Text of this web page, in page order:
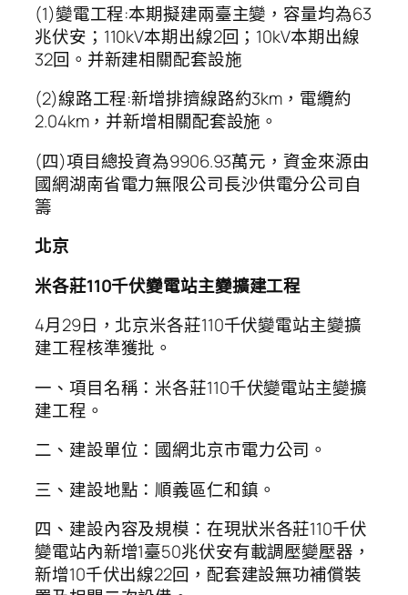
(1)變電工程:本期擬建兩臺主變，容量均為63
兆伏安；110kV本期出線2回；10kV本期出線
32回。并新建相關配套設施
(2)線路工程:新增排擠線路約3km，電纜約
2.04km，并新增相關配套設施。
(四)項目總投資為9906.93萬元，資金來源由
國網湖南省電力無限公司長沙供電分公司自
籌
北京
米各莊110千伏變電站主變擴建工程
4月29日，北京米各莊110千伏變電站主變擴
建工程核準獲批。
一、項目名稱：米各莊110千伏變電站主變擴
建工程。
二、建設單位：國網北京市電力公司。
三、建設地點：順義區仁和鎮。
四、建設內容及規模：在現狀米各莊110千伏
變電站內新增1臺50兆伏安有載調壓變壓器，
新增10千伏出線22回，配套建設無功補償裝